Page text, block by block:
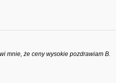
mnie, że ceny wysokie pozdrawiam B.